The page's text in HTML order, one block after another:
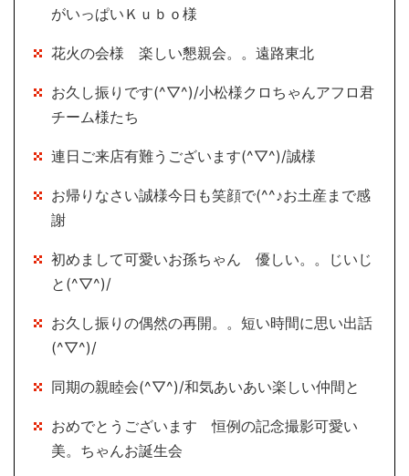
がいっぱいＫｕｂｏ様
花火の会様 楽しい懇親会。。遠路東北
お久し振りです(^▽^)/小松様クロちゃんアフロ君
チーム様たち
連日ご来店有難うございます(^▽^)/誠様
お帰りなさい誠様今日も笑顔で(^^♪お土産まで感
謝
初めまして可愛いお孫ちゃん 優しい。。じいじ
と(^▽^)/
お久し振りの偶然の再開。。短い時間に思い出話
(^▽^)/
同期の親睦会(^▽^)/和気あいあい楽しい仲間と
おめでとうございます 恒例の記念撮影可愛い
美。ちゃんお誕生会